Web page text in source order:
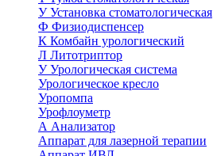
УУстановка стоматологическая
Ф Физиодиспенсер
К Комбайн урологический
Л Литотриптор
УУрологическая система
Урологическое кресло
Уропомпа
Урофлоуметр
А Анализатор
Аппарат для лазерной терапии